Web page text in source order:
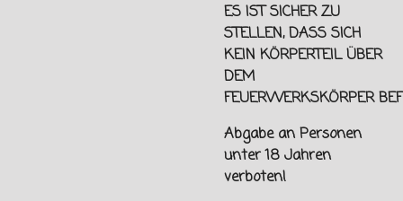
ES IST SICHER ZU
STELLEN, DASS SICH
KEIN KÖRPERTEIL ÜBER
DEM
FEUERWERKSKÖRPER
Abgabe an Personen
unter18 Jahren
verboten!